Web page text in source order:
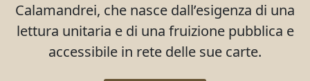
Calamandrei, che nasce dall’esigenza di una
lettura unitaria e di una fruizione pubblica e
accessibile in rete delle sue carte.